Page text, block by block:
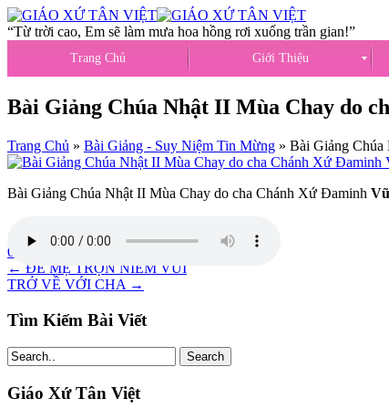
“Từ trời cao, Em sẽ làm mưa hoa hồng rơi xuống trần gian!”
Trang Chủ Giới Thiệu
Bài Giảng Chúa Nhật II Mùa Chay do
Trang Chủ » Bài Giảng - Suy Niệm Tin Mừng » Bài Giảng
Bài Giảng Chúa Nhật II Mùa Chay do cha Chánh Xứ Đaminh
04/03/2023
admin
← ĐỂ MẸ TRỌN NIỀM VUI
TRỞ VỀ VỚI CHA →
Tìm Kiếm Bài Viết
Search
Giáo Xứ Tân Việt